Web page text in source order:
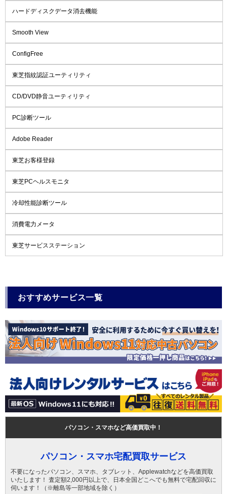
ハードディスクデータ消去機能
Smooth View
ConfigFree
東芝指紋認証ユーティリティ
CD/DVD静音ユーティリティ
PC診断ツール
Adobe Reader
東芝お客様登録
東芝PCヘルスモニタ
冷却性能診断ツール
消費電力メータ
東芝サービスステーション
おすすめサービス一覧
パソコン・スマホなど高価買取中！
パソコン・スマホ宅配買取サービス
不要になったパソコン、スマホ、タブレット、Applewatchなどを高価買取
いたします！ 査定額2,000円以上で、日本全国どこへでも無料で宅配回収に
伺います！（※離島等一部地域を除く）